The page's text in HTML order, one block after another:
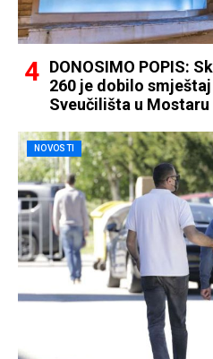
DONOSIMO POPIS:
260 je dobilo
Sveučilišta u Mostaru
NOVOSTI